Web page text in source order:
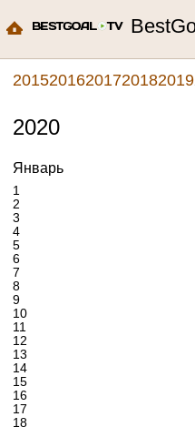
20152016201720182019
2020
Январь
1
2
3
4
5
6
7
8
9
10
11
12
13
14
15
16
17
18